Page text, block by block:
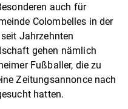
auch für
Colombelles in der
Jahrzehnten
gehen nämlich
Fußballer, die zu
Zeitungsannonce nach
hatten.